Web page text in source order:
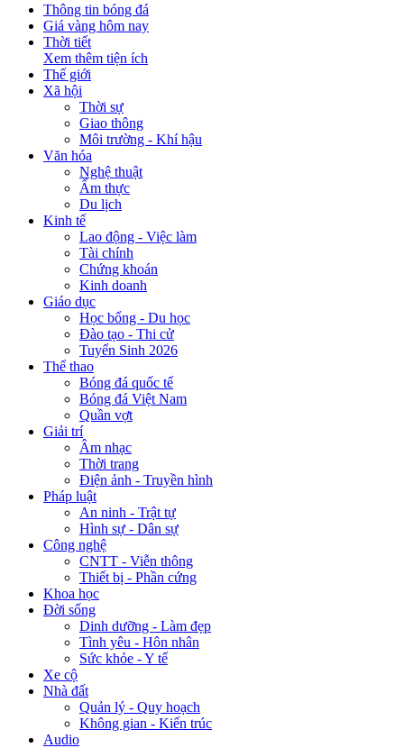
Thông tin bóng đá
Giá vàng hôm nay
Thời tiết
Xem thêm tiện ích
Thế giới
Xã hội
Thời sự
Giao thông
Môi trường - Khí hậu
Văn hóa
Nghệ thuật
Ẩm thực
Du lịch
Kinh tế
Lao động - Việc làm
Tài chính
Chứng khoán
Kinh doanh
Giáo dục
Học bổng - Du học
Đào tạo - Thi cử
Tuyển Sinh 2026
Thể thao
Bóng đá quốc tế
Bóng đá Việt Nam
Quần vợt
Giải trí
Âm nhạc
Thời trang
Điện ảnh - Truyền hình
Pháp luật
An ninh - Trật tự
Hình sự - Dân sự
Công nghệ
CNTT - Viễn thông
Thiết bị - Phần cứng
Khoa học
Đời sống
Dinh dưỡng - Làm đẹp
Tình yêu - Hôn nhân
Sức khỏe - Y tế
Xe cộ
Nhà đất
Quản lý - Quy hoạch
Không gian - Kiến trúc
Audio